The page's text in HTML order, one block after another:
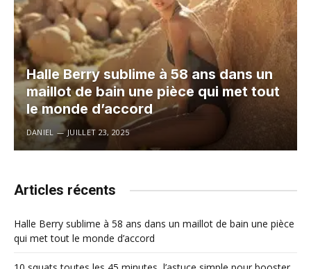
Halle Berry sublime à 58 ans dans un
maillot de bain une pièce qui met tout
le monde d’accord
DANIEL JUILLET 23, 2025
Articles récents
Halle Berry sublime à 58 ans dans un maillot de bain une pièce
qui met tout le monde d’accord